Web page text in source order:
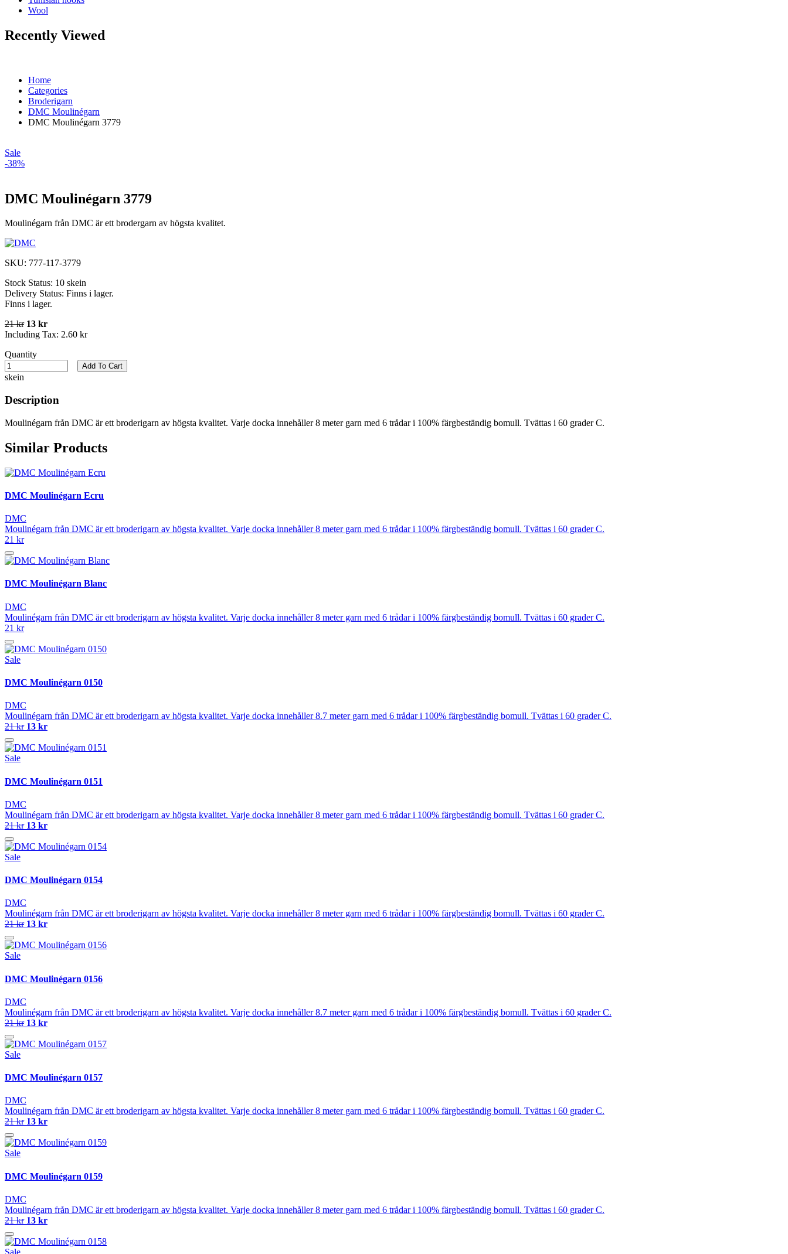
Wool
Recently Viewed
Home
Categories
Broderigarn
DMC Moulinégarn
DMC Moulinégarn 3779
Sale
-38%
DMC Moulinégarn 3779
Moulinégarn från DMC är ett brodergarn av högsta kvalitet.
SKU: 777-117-3779
Stock Status: 10 skein
Delivery Status: Finns i lager.
Finns i lager.
21 kr 13 kr
Including Tax: 2.60 kr
Quantity
skein
Add To Cart
Description
Moulinégarn från DMC är ett broderigarn av högsta kvalitet. Varje docka innehåller 8 meter garn med 6 trådar i 100% färgbeständig bomull. Tvättas i 60 grader C.
Similar Products
DMC Moulinégarn Ecru
DMC
Moulinégarn från DMC är ett broderigarn av högsta kvalitet. Varje docka innehåller 8 meter garn med 6 trådar i 100% färgbeständig bomull. Tvättas i 60 grader C.
21 kr
DMC Moulinégarn Blanc
DMC
Moulinégarn från DMC är ett broderigarn av högsta kvalitet. Varje docka innehåller 8 meter garn med 6 trådar i 100% färgbeständig bomull. Tvättas i 60 grader C.
21 kr
Sale
DMC Moulinégarn 0150
DMC
Moulinégarn från DMC är ett broderigarn av högsta kvalitet. Varje docka innehåller 8.7 meter garn med 6 trådar i 100% färgbeständig bomull. Tvättas i 60 grader C.
21 kr 13 kr
Sale
DMC Moulinégarn 0151
DMC
Moulinégarn från DMC är ett broderigarn av högsta kvalitet. Varje docka innehåller 8 meter garn med 6 trådar i 100% färgbeständig bomull. Tvättas i 60 grader C.
21 kr 13 kr
Sale
DMC Moulinégarn 0154
DMC
Moulinégarn från DMC är ett broderigarn av högsta kvalitet. Varje docka innehåller 8 meter garn med 6 trådar i 100% färgbeständig bomull. Tvättas i 60 grader C.
21 kr 13 kr
Sale
DMC Moulinégarn 0156
DMC
Moulinégarn från DMC är ett broderigarn av högsta kvalitet. Varje docka innehåller 8.7 meter garn med 6 trådar i 100% färgbeständig bomull. Tvättas i 60 grader C.
21 kr 13 kr
Sale
DMC Moulinégarn 0157
DMC
Moulinégarn från DMC är ett broderigarn av högsta kvalitet. Varje docka innehåller 8 meter garn med 6 trådar i 100% färgbeständig bomull. Tvättas i 60 grader C.
21 kr 13 kr
Sale
DMC Moulinégarn 0159
DMC
Moulinégarn från DMC är ett broderigarn av högsta kvalitet. Varje docka innehåller 8 meter garn med 6 trådar i 100% färgbeständig bomull. Tvättas i 60 grader C.
21 kr 13 kr
Sale